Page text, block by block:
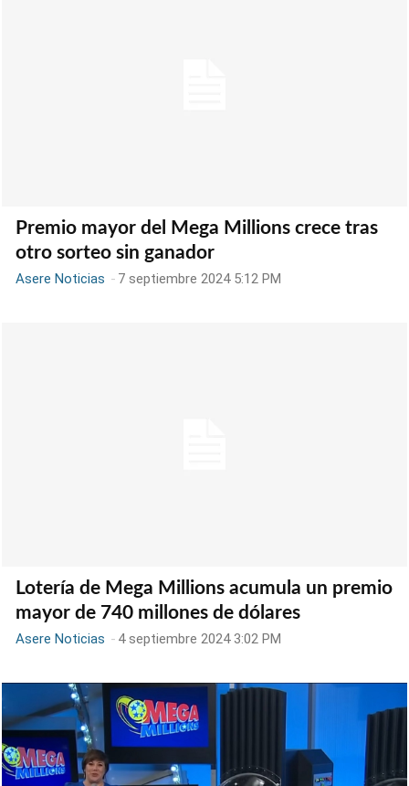
Premio mayor del Mega Millions crece tras
otro sorteo sin ganador
Asere Noticias - 7 septiembre 2024 5:12 PM
Lotería de Mega Millions acumula un premio
mayor de 740 millones de dólares
Asere Noticias - 4 septiembre 2024 3:02 PM